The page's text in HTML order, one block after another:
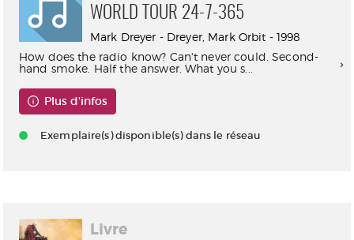
WORLD TOUR 24-7-365
Mark Dreyer - Dreyer, Mark Orbit - 1998
How does the radio know? Can't never could. Second-
hand smoke. Half the answer. What you s...
Plus d'infos
Exemplaire(s) disponible(s) dans le réseau
Livre